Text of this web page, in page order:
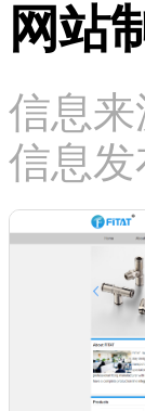
网站
信息
信息发